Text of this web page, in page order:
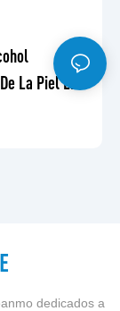
La Piel En
dedicados a